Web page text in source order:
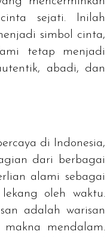
sejati. Inilah
simbol cinta,
tetap menjadi
abadi, dan
di Indonesia,
dari berbagai
alami sebagai
oleh waktu.
adalah warisan
mendalam.